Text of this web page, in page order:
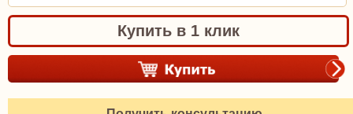
Купить в 1 клик